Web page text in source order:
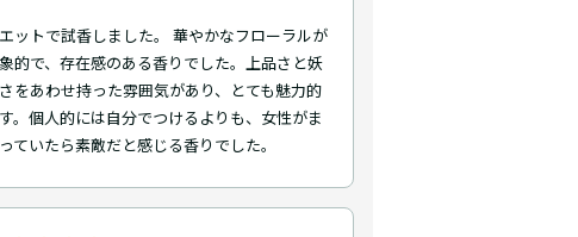
ットで試香しました。 華やかなフローラルが
的で、存在感のある香りでした。上品さと妖
をあわせ持った雰囲気があり、とても魅力的
。個人的には自分でつけるよりも、女性がま
ていたら素敵だと感じる香りでした。